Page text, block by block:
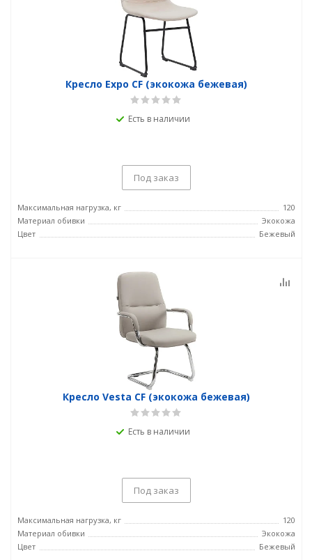
Кресло Expo CF (экокожа бежевая)
Есть в наличии
Под заказ
Максимальная нагрузка, кг
120
Материал обивки
Экокожа
Цвет
Бежевый
Кресло Vesta CF (экокожа бежевая)
Есть в наличии
Под заказ
Максимальная нагрузка, кг
120
Материал обивки
Экокожа
Цвет
Бежевый